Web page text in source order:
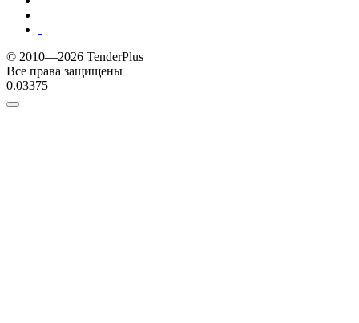
© 2010—2026 TenderPlus
Все права защищены
0.03375